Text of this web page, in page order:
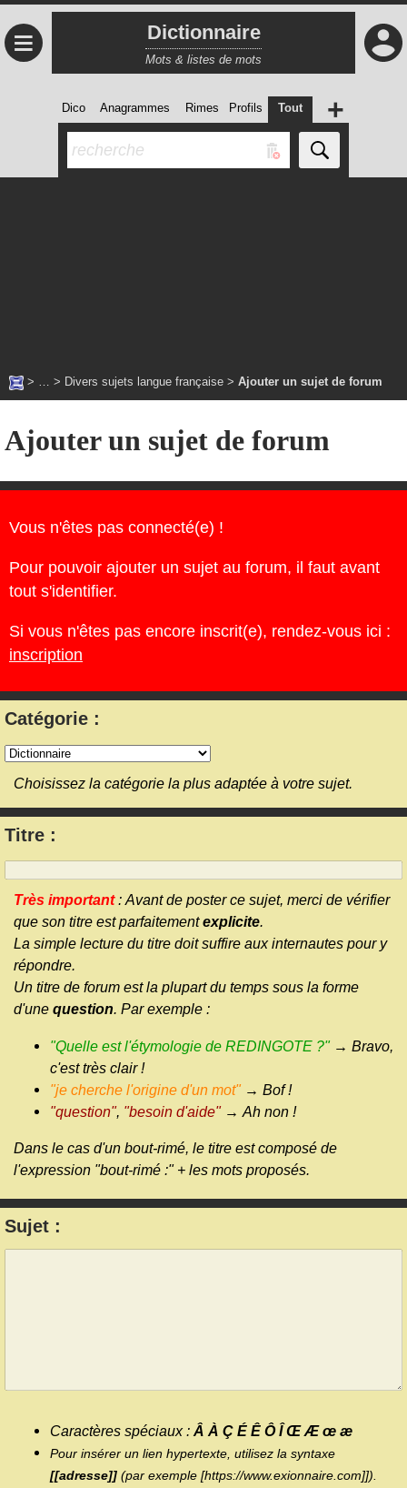
≡ Dictionnaire
Mots & listes de mots
Dico Anagrammes Rimes Profils Tout +
> … > Divers sujets langue française > Ajouter un sujet de forum
Ajouter un sujet de forum
Vous n'êtes pas connecté(e) !
Pour pouvoir ajouter un sujet au forum, il faut avant
tout s'identifier.
Si vous n'êtes pas encore inscrit(e), rendez-vous ici :
inscription
Catégorie :
Choisissez la catégorie la plus adaptée à votre sujet.
Titre :
Très important: Avant de poster ce sujet, merci de vérifier
que son titre est parfaitementexplicite.
La simple lecture du titre doit suffire aux internautes pour y
répondre.
Un titre de forum est la plupart du temps sous la forme
d'une question. Par exemple :
"Quelle est l'étymologie de REDINGOTE ?"→ Bravo,
c'est très clair !
"je cherche l'origine d'un mot"→ Bof !
"question", "besoin d'aide"→ Ah non !
Dans le cas d'un bout-rimé, le titre est composé de
l'expression "bout-rimé :" + les mots proposés.
Sujet :
Caractères spéciaux : Â À Ç É Ê Ô Î Œ Æ œ æ
Pour insérer un lien hypertexte, utilisez la syntaxe
[[adresse]] (par exemple [https://www.exionnaire.com]]).